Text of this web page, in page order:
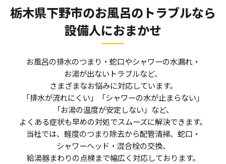
栃木県下野市のお風呂のトラブルなら
設備人におまかせ
お風呂の排水のつまり・蛇口やシャワーの水漏れ・
お湯が出ないトラブルなど、
さまざまなお悩みに対応しています。
「排水が流れにくい」「シャワーの水が止まらない」
「お湯の温度が安定しない」など、
よくある症状も早めの対処でスムーズに解決できます。
当社では、軽度のつまり除去から配管清掃、蛇口・
シャワーヘッド・混合栓の交換、
給湯器まわりの点検まで幅広く対応しております。